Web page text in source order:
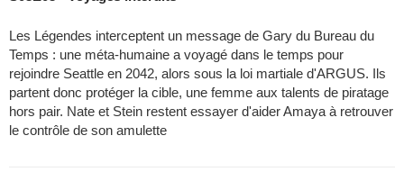
Les Légendes interceptent un message de Gary du Bureau du
Temps : une méta-humaine a voyagé dans le temps pour
rejoindre Seattle en 2042, alors sous la loi martiale d'ARGUS. Ils
partent donc protéger la cible, une femme aux talents de piratage
hors pair. Nate et Stein restent essayer d'aider Amaya à retrouver
le contrôle de son amulette